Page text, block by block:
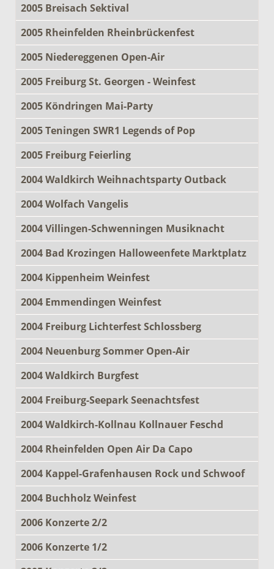
2005 Breisach Sektival
2005 Rheinfelden Rheinbrückenfest
2005 Niedereggenen Open-Air
2005 Freiburg St. Georgen - Weinfest
2005 Köndringen Mai-Party
2005 Teningen SWR1 Legends of Pop
2005 Freiburg Feierling
2004 Waldkirch Weihnachtsparty Outback
2004 Wolfach Vangelis
2004 Villingen-Schwenningen Musiknacht
2004 Bad Krozingen Halloweenfete Marktplatz
2004 Kippenheim Weinfest
2004 Emmendingen Weinfest
2004 Freiburg Lichterfest Schlossberg
2004 Neuenburg Sommer Open-Air
2004 Waldkirch Burgfest
2004 Freiburg-Seepark Seenachtsfest
2004 Waldkirch-Kollnau Kollnauer Feschd
2004 Rheinfelden Open Air Da Capo
2004 Kappel-Grafenhausen Rock und Schwoof
2004 Buchholz Weinfest
2006 Konzerte 2/2
2006 Konzerte 1/2